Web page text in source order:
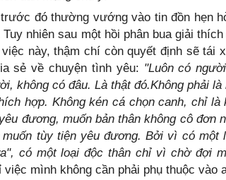
đó thường vướng vào tin đồn hẹn
Tuy nhiên sau một hồi phân bua giải
này, thậm chí còn quyết định sẽ tái
sẻ về chuyện tình yêu: "Luôn có
không có đâu. Là thật đó.Không phải
hợp. Không kén cá chọn canh, chỉ
đương, muốn bản thân không cô
muốn tùy tiện yêu đương. Bởi vì có một
có một loại độc thân chỉ vì chờ đợi
việc mình không cần phải phụ thuộc vào